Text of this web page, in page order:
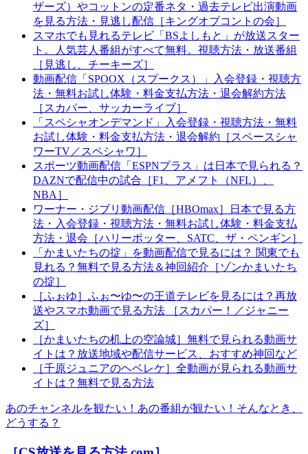
ザーズ）やコットンの定番ネタ・過去テレビ出演動画
を見る方法・見逃し配信［キングオブコントの会］
スマホでも見れるテレビ「BSよしもと」が放送スター
ト。人気芸人番組がすべて無料。視聴方法・放送番組
［見逃し、チーキーズ］
動画配信「SPOOX（スプークス）」入会登録・視聴方
法・無料お試し体験・料金支払方法・退会解約方法
［スカパー、サッカーライブ］
「スペシャオンデマンド」入会登録・視聴方法・無料
お試し体験・料金支払方法・退会解約［スペースシャ
ワーTV／スペシャワ］
スポーツ動画配信「ESPNプラス」は日本で見られる？
DAZNで配信中の試合［F1、アメフト（NFL）、
NBA］
ワーナー・ジブリ動画配信［HBOmax］日本で見る方
法・入会登録・視聴方法・無料お試し体験・料金支払
方法・退会［ハリーポッター、SATC、ザ・ペンギン］
「かまいたちの掟」を動画配信で見るには？ 関東でも
見れる？無料で見る方法＆神回紹介［ゾンかまいたち
の掟］
［ふぉゆ］ふぉ〜ゆ〜の王道テレビを見るには？再放
送やスマホ動画で見る方法 ［スカパー！／ジャニー
ズ］
［かまいたちの机上の空論城］無料で見られる動画サ
イトは？放送地域や配信サービス、おすすめ神回など
［千原ジュニアのヘベレケ］全動画が見られる動画サ
イトは？無料で見る方法
あのチャンネルを観たい！あの番組が観たい！そんなとき、
どうする？